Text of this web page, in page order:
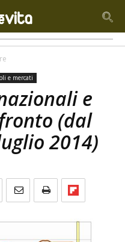
e mercati
e
(dal
2014)